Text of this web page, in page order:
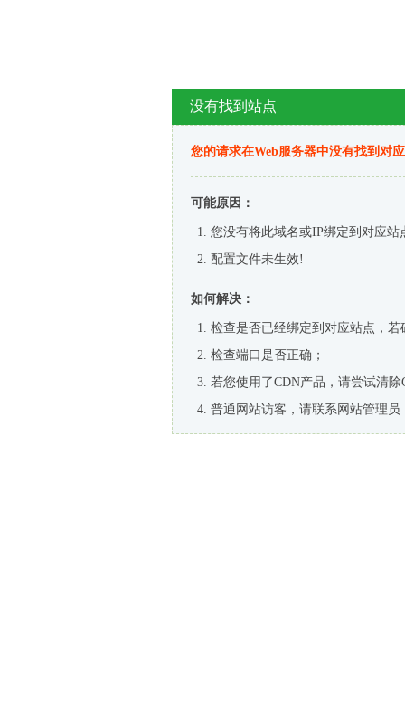
没有找到站点
您的请求在Web服务器中没有找到对
可能原因：
您没有将此域名或IP绑定到对应站
配置文件未生效!
如何解决：
检查是否已经绑定到对应站点，
检查端口是否正确；
若您使用了CDN产品，请尝试清除
普通网站访客，请联系网站管理员